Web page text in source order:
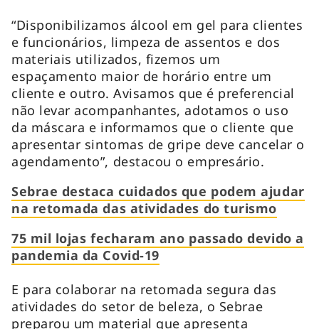
“Disponibilizamos álcool em gel para clientes
e funcionários, limpeza de assentos e dos
materiais utilizados, fizemos um
espaçamento maior de horário entre um
cliente e outro. Avisamos que é preferencial
não levar acompanhantes, adotamos o uso
da máscara e informamos que o cliente que
apresentar sintomas de gripe deve cancelar o
agendamento”, destacou o empresário.
Sebrae destaca cuidados que podem ajudar
na retomada das atividades do turismo
75 mil lojas fecharam ano passado devido a
pandemia da Covid-19
E para colaborar na retomada segura das
atividades do setor de beleza, o Sebrae
preparou um material que apresenta